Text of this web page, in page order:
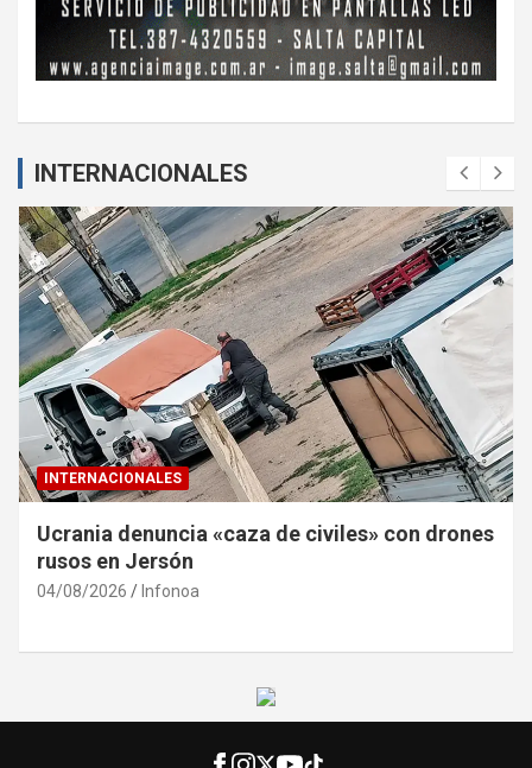
INTERNACIONALES
INTERNACIONALES
Ucrania denuncia «caza de civiles» con drones
rusos en Jersón
04/08/2026 Infonoa